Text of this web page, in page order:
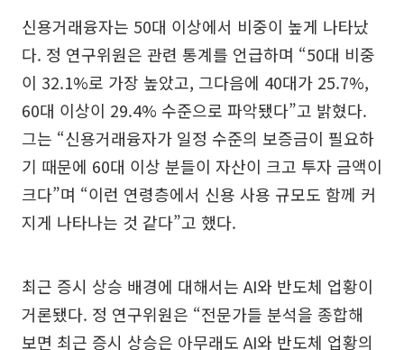
신용거래융자는 50대 이상에서 비중이 높게 나타났
다. 정 연구위원은 관련 통계를 언급하며 “50대 비중
이 32.1%로 가장 높았고, 그다음에 40대가 25.7%,
60대 이상이 29.4% 수준으로 파악됐다”고 밝혔다.
그는 “신용거래융자가 일정 수준의 보증금이 필요하
기 때문에 60대 이상 분들이 자산이 크고 투자 금액이
크다”며 “이런 연령층에서 신용 사용 규모도 함께 커
지게 나타나는 것 같다”고 했다.
최근 증시 상승 배경에 대해서는 AI와 반도체 업황이
거론됐다. 정 연구위원은 “전문가들 분석을 종합해
보면 최근 증시 상승은 아무래도 AI와 반도체 업황의